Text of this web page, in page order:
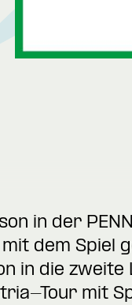
in der
dem Spiel
in die zweite
Tour mit